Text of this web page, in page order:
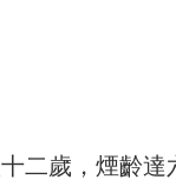
二歲，煙齡